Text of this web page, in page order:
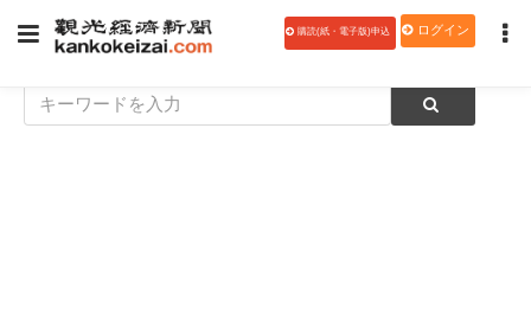
購読(紙・電子版)申込 ログイン